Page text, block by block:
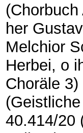
her
Melchior
Herbei, o
Choräle
40.414/20